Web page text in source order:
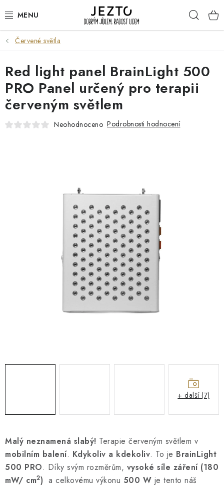
na
DÁRKOVÉ SADY
TRVANLIVÉ
DROGERIE A KOSMETIKA
NÁPOJE
NÁŠ PŘÍBĚH FIREMNÍ DÁRKY
KONTAKTY
DOPRAVA A PLATBA
Červené světla
Malý neznamená slabý! Terapie červeným světlem v
mobilním balení. Kdykoliv a kdekoliv. To je BrainLight
500 PRO. Díky svým rozměrům, vysoké síle záření (180
mW/ cm2) a celkovému výkonu 500 W je tento náš
Red light panel BrainLight 500
PRO Panel určený pro terapii
červeným světlem
Neohodnoceno Podrobnosti hodnocení
+ další (7)